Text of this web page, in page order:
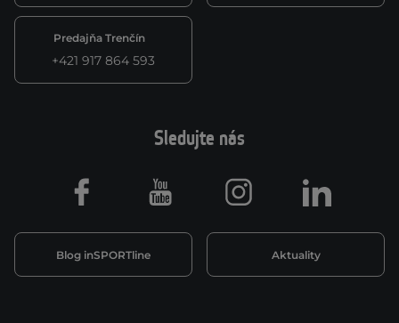
Predajňa Trenčín
+421 917 864 593
Sledujte nás
Blog inSPORTline Aktuality
Facebook Youtube Instagram LinkedIn